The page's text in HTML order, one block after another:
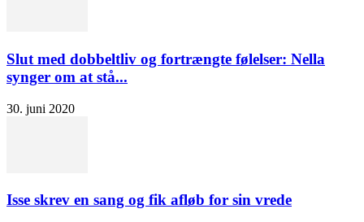
Slut med dobbeltliv og fortrængte følelser: Nella
synger om at stå...
30. juni 2020
Isse skrev en sang og fik afløb for sin vrede